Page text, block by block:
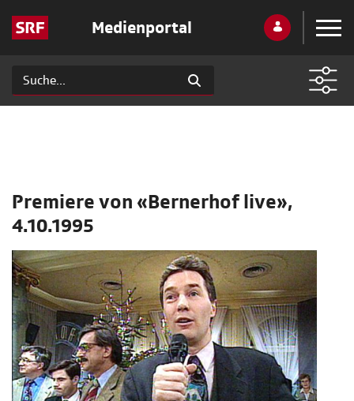
Medienportal
Premiere von «Bernerhof live»,
4.10.1995